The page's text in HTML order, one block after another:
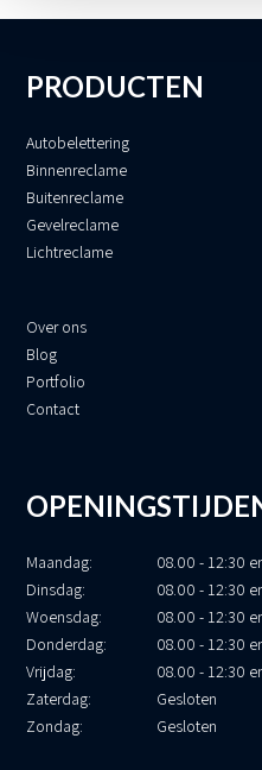
PRODUCTEN
Autobelettering
Binnenreclame
Buitenreclame
Gevelreclame
Lichtreclame
Over ons
Blog
Portfolio
Contact
Maandag:
08.00 - 12:30
Dinsdag:
08.00 - 12:30
Woensdag:
08.00 - 12:30
Donderdag:
08.00 - 12:30
Vrijdag:
08.00 - 12:30
Zaterdag:
Gesloten
Zondag:
Gesloten